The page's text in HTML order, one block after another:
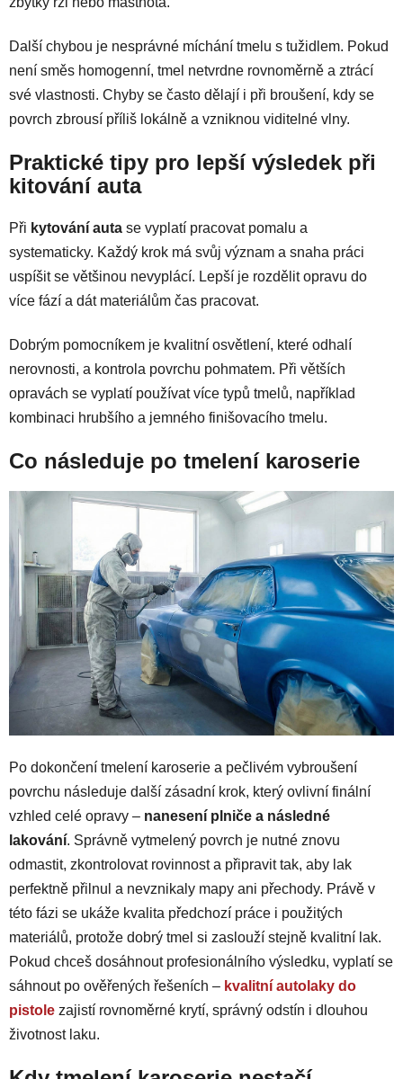
Další chybou je nesprávné míchání tmelu s tužidlem. Pokud
není směs homogenní, tmel netvrdne rovnoměrně a ztrácí
své vlastnosti. Chyby se často dělají i při broušení, kdy se
povrch zbrousí příliš lokálně a vzniknou viditelné vlny.
Praktické tipy pro lepší výsledek při
kitování auta
Při kytování auta se vyplatí pracovat pomalu a
systematicky. Každý krok má svůj význam a snaha práci
uspíšit se většinou nevyplácí. Lepší je rozdělit opravu do
více fází a dát materiálům čas pracovat.
Dobrým pomocníkem je kvalitní osvětlení, které odhalí
nerovnosti, a kontrola povrchu pohmatem. Při větších
opravách se vyplatí používat více typů tmelů, například
kombinaci hrubšího a jemného finišovacího tmelu.
Co následuje po tmelení karoserie
Po dokončení tmelení karoserie a pečlivém vybroušení
povrchu následuje další zásadní krok, který ovlivní finální
vzhled celé opravy – nanesení plniče a následné
lakování. Správně vytmelený povrch je nutné znovu
odmastit, zkontrolovat rovinnost a připravit tak, aby lak
perfektně přilnul a nevznikaly mapy ani přechody. Právě v
této fázi se ukáže kvalita předchozí práce i použitých
materiálů, protože dobrý tmel si zaslouží stejně kvalitní lak.
Pokud chceš dosáhnout profesionálního výsledku, vyplatí se
sáhnout po ověřených řešeních – kvalitní autolaky do
pistole zajistí rovnoměrné krytí, správný odstín i dlouhou
životnost laku.